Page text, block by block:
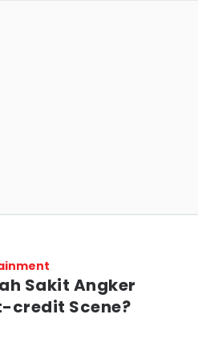
Sakit Angker
credit Scene?